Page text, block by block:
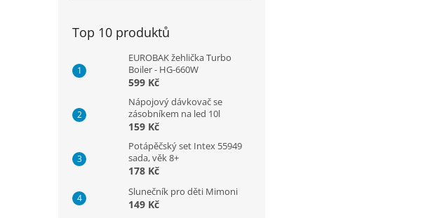
Top 10 produktů
EUROBAK žehlička Turbo
Boiler - HG-660W
599 Kč
Nápojový dávkovač se
zásobníkem na led 10l
159 Kč
Potápěčský set Intex 55949
sada, věk 8+
178 Kč
Slunečník pro děti Mimoni
149 Kč